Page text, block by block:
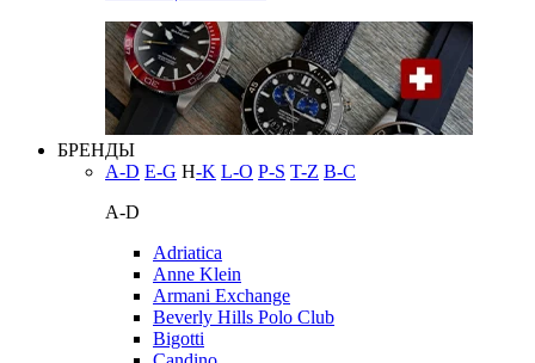
БРЕНДЫ
A-D E-G H-K L-O P-S T-Z В-С
A-D
Adriatica
Anne Klein
Armani Exchange
Beverly Hills Polo Club
Bigotti